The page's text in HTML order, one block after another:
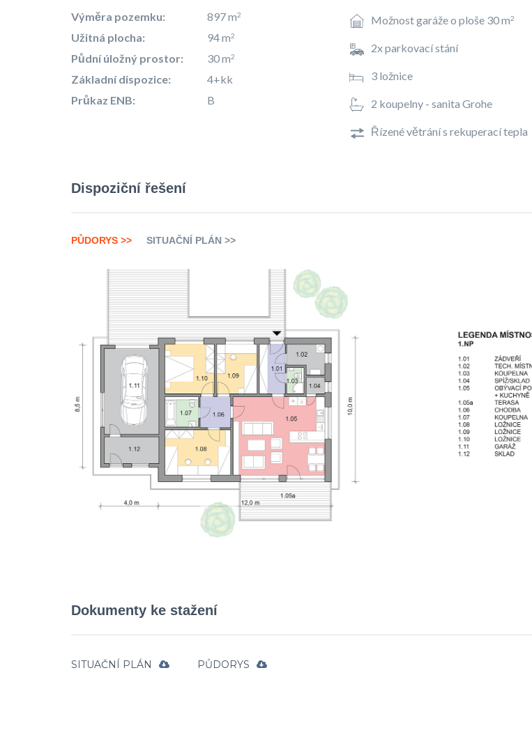
Výměra pozemku: 897 m2
Užitná plocha: 94 m2
Půdní úložný prostor: 30 m2
Základní dispozice:
4+kk
Průkaz ENB:
B
Možnost garáže o ploše 30 m2
2x parkovací stání
3 ložnice
2 koupelny - sanita Grohe
Řízené větrání s rekuperací tepla
Dispoziční řešení
PŮDORYS >> SITUAČNÍ PLÁN >>
Dokumenty ke stažení
SITUAČNÍ PLÁN PŮDORYS